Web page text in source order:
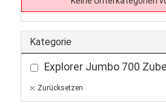
Kategorie
Explorer Jumbo 700
Zurücksetzen